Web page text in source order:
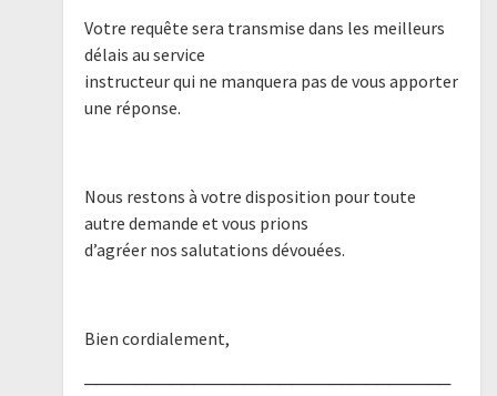
Votre requête sera transmise dans les meilleurs
délais au service
instructeur qui ne manquera pas de vous apporter
une réponse.
Nous restons à votre disposition pour toute
autre demande et vous prions
d’agréer nos salutations dévouées.
Bien cordialement,
──────────────────────────────